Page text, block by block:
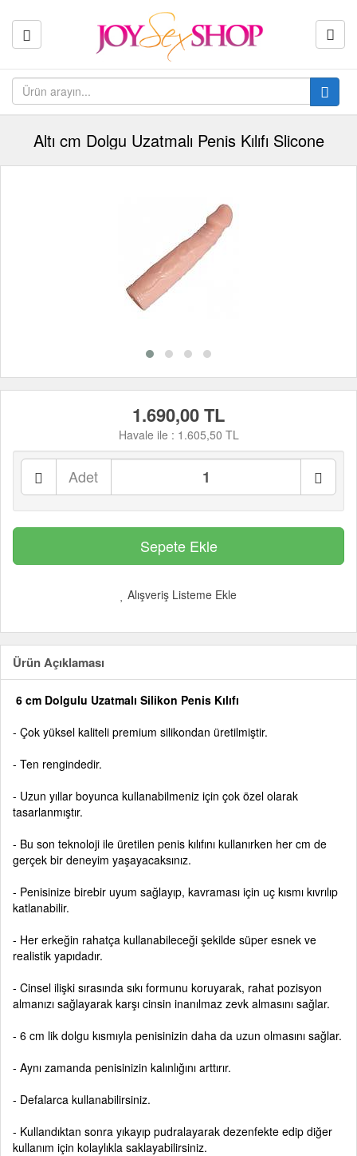
Altı cm Dolgu Uzatmalı Penis Kılıfı Slicone
1.690,00 TL
Havale ile : 1.605,50 TL
Adet
Alışveriş Listeme Ekle
Ürün Açıklaması
6 cm Dolgulu Uzatmalı Silikon Penis Kılıfı
- Çok yüksel kaliteli premium silikondan üretilmiştir.
- Ten rengindedir.
- Uzun yıllar boyunca kullanabilmeniz için çok özel olarak
tasarlanmıştır.
- Bu son teknoloji ile üretilen penis kılıfını kullanırken her cm de
gerçek bir deneyim yaşayacaksınız.
- Penisinize birebir uyum sağlayıp, kavraması için uç kısmı kıvrılıp
katlanabilir.
- Her erkeğin rahatça kullanabileceği şekilde süper esnek ve
realistik yapıdadır.
- Cinsel ilişki sırasında sıkı formunu koruyarak, rahat pozisyon
almanızı sağlayarak karşı cinsin inanılmaz zevk almasını sağlar.
- 6 cm lik dolgu kısmıyla penisinizin daha da uzun olmasını sağlar.
- Aynı zamanda penisinizin kalınlığını arttırır.
- Defalarca kullanabilirsiniz.
- Kullandıktan sonra yıkayıp pudralayarak dezenfekte edip diğer
kullanım için kolaylıkla saklayabilirsiniz.